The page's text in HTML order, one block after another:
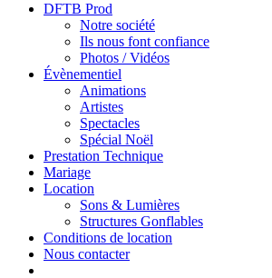
DFTB Prod
Notre société
Ils nous font confiance
Photos / Vidéos
Évènementiel
Animations
Artistes
Spectacles
Spécial Noël
Prestation Technique
Mariage
Location
Sons & Lumières
Structures Gonflables
Conditions de location
Nous contacter